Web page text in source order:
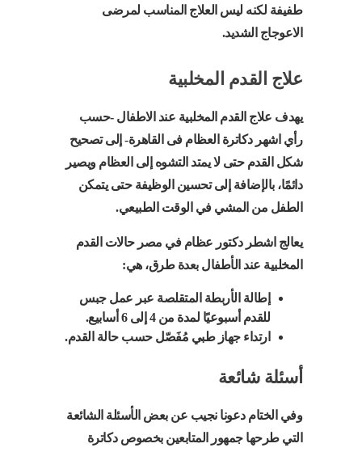
طفيفة لكنه ليس العلاج المناسب لمرضى
الاعوجاج الشديد.
علاج القدم المخلبية
يهدف علاج القدم المخلبية عند الاطفال -حسب
رأي اشهر دكاترة العظام فى القاهرة- إلى تصحيح
شكل القدم حتى لا يمتد التشوه إلى العظام ويصير
دائمًا، بالإضافة إلى تحسين الوظيفة حتى يتمكن
الطفل من المشي في الوقت الطبيعي.
يعالج اشطر دكتور عظام في مصر حالات القدم
المخلبية عند الأطفال بعدة طرق، هي:
إطالة الأربطة المتقلصة عبر عمل جبس
للقدم أسبوعيًا لمدة من 4 إلى 6 أسابيع.
ارتداء جهاز طبي مُفَصّل حسب حالة القدم.
أسئلة شائعة
وفي الختام دعونا نجيب عن بعض الأسئلة الشائعة
التي طرحها جمهور المتابعين بخصوص دكاترة